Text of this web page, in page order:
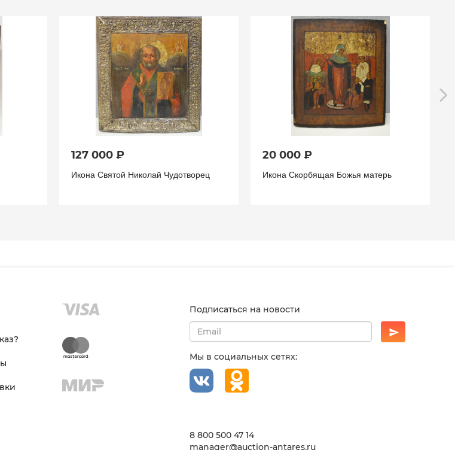
127 000 ₽
Икона Святой Николай Чудотворец
20 000 ₽
Икона Скорбящая Божья матерь
Подписаться на новости
Мы в социальных сетях:
8 800 500 47 14
manager@auction-antares.ru